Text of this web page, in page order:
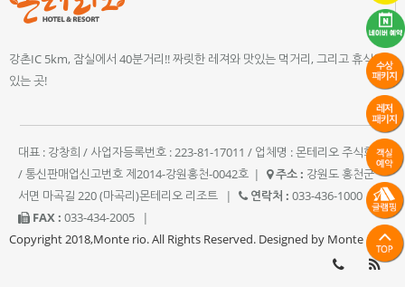
강촌IC 5km, 잠실에서 40분거리!! 짜릿한 레져와 맛있는 먹거리, 그리고 휴식이
있는 곳!
대표 : 강창희 / 사업자등록번호 : 223-81-17011 / 업체명 : 몬테리오 주식회사
/ 통신판매업신고번호 제2014-강원홍천-0042호 | 주소 : 강원도 홍천군
서면 마곡길 220 (마곡리)몬테리오 리조트
| 연락처 : 033-436-1000
|
FAX : 033-434-2005
|
Copyright 2018,Monte rio. All Rights Reserved. Designed by Monte rio.